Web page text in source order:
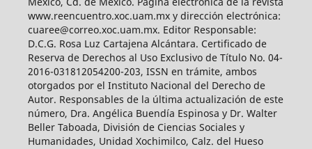
www.reencuentro.xoc.uam.mx y dirección electrónica:
cuaree@correo.xoc.uam.mx. Editor Responsable:
D.C.G. Rosa Luz Cartajena Alcántara. Certificado de
Reserva de Derechos al Uso Exclusivo de Título No. 04-
2016-031812054200-203, ISSN en trámite, ambos
otorgados por el Instituto Nacional del Derecho de
Autor. Responsables de la última actualización de este
número, Dra. Angélica Buendía Espinosa y Dr. Walter
Beller Taboada, División de Ciencias Sociales y
Humanidades, Unidad Xochimilco, Calz. del Hueso